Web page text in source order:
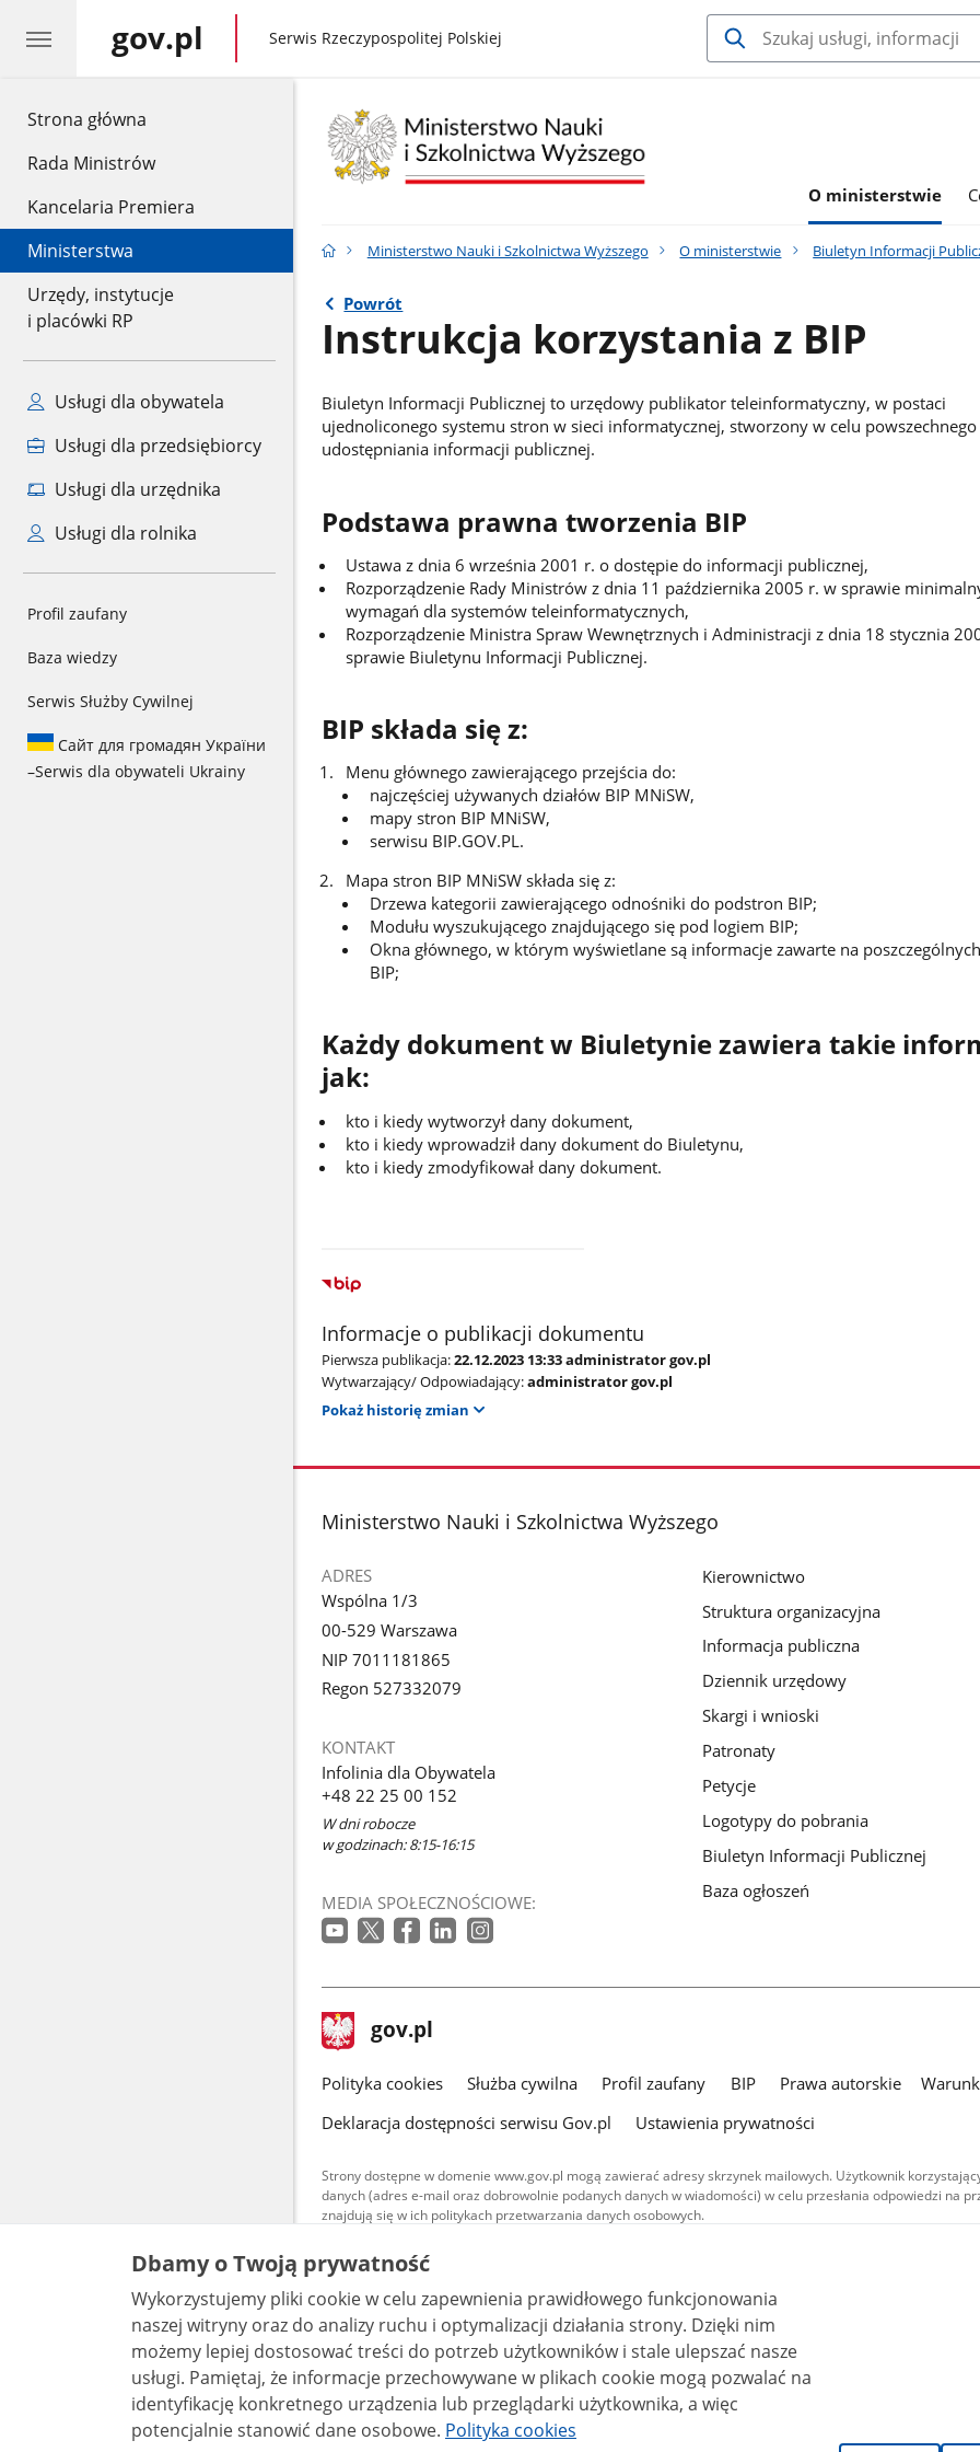
Strona główna
Rada Ministrów
Kancelaria Premiera
Ministerstwa
Urzędy, instytucje
i placówki RP
Usługi dla obywatela
Usługi dla przedsiębiorcy
Usługi dla urzędnika
Usługi dla rolnika
Profil zaufany
Baza wiedzy
Serwis Służby Cywilnej
Сайт для громадян України
–Serwis dla obywateli Ukrainy
gov.pl gov.pl
Serwis Rzeczypospolitej Polskiej
O ministerstwie
Ministerstwo Nauki i Szkolnictwa Wyższego O ministerstwie Biuletyn Informacji
Powrót
Instrukcja korzystania z BIP
Biuletyn Informacji Publicznej to urzędowy publikator teleinformatyczny, w postaci
ujednoliconego systemu stron w sieci informatycznej, stworzony w celu powszechnego
udostępniania informacji publicznej.
Podstawa prawna tworzenia BIP
Ustawa z dnia 6 września 2001 r. o dostępie do informacji publicznej,
Rozporządzenie Rady Ministrów z dnia 11 października 2005 r. w sprawie
wymagań dla systemów teleinformatycznych,
Rozporządzenie Ministra Spraw Wewnętrznych i Administracji z dnia 18 stycznia
sprawie Biuletynu Informacji Publicznej.
BIP składa się z:
Menu głównego zawierającego przejścia do:
najczęściej używanych działów BIP MNiSW,
mapy stron BIP MNiSW,
serwisu BIP.GOV.PL.
Mapa stron BIP MNiSW składa się z:
Drzewa kategorii zawierającego odnośniki do podstron BIP;
Modułu wyszukującego znajdującego się pod logiem BIP;
Okna głównego, w którym wyświetlane są informacje zawarte na
BIP;
Każdy dokument w Biuletynie zawiera takie
jak:
kto i kiedy wytworzył dany dokument,
kto i kiedy wprowadził dany dokument do Biuletynu,
kto i kiedy zmodyfikował dany dokument.
Informacje o publikacji dokumentu
Pierwsza publikacja:22.12.2023 13:33 administrator gov.pl
Wytwarzający/ Odpowiadający:administrator gov.pl
Pokaż historię zmian
stopka
Ministerstwo Nauki i Szkolnictwa Wyższego
ADRES
Wspólna 1/3
00-529 Warszawa
NIP 7011181865
Regon 527332079
KONTAKT
Infolinia dla Obywatela
+48 22 25 00 152
W dni robocze
w godzinach: 8:15-16:15
MEDIA SPOŁECZNOŚCIOWE:
Kierownictwo
Struktura organizacyjna
Informacja publiczna
Dziennik urzędowy
Skargi i wnioski
Patronaty
Petycje
Logotypy do pobrania
Biuletyn Informacji Publicznej
Baza ogłoszeń
stopka
gov.pl Strona
gov.pl
gov.pl
Polityka cookies Służba cywilna Profil zaufany BIP Prawa autorskie
Deklaracja dostępności serwisu Gov.pl
Ustawienia prywatności
Strony dostępne w domenie www.gov.pl mogą zawierać adresy skrzynek mailowych. Użytkownik
danych (adres e-mail oraz dobrowolnie podanych danych w wiadomości) w celu przesłania odpowiedzi na
znajdują się w ich politykach przetwarzania danych osobowych.
Treści tekstowe publikowane w serwisie (z wyłączeniem treści audiowizualnych), są
udostępniane na licencji typu Creative Commons: uznanie autorstwa - na tych samych
warunkach 4.0 (CC BY-SA 4.0). Materiały audiowizualne, w tym zdjęcia, materiały audio i wideo,
są udostępniane na licencji typu Creative Commons: uznanie autorstwa użycie niekomercyjne -
bez utworów zależnych 4.0 (CC BY-NC-ND 4.0), o ile nie jest to stwierdzone inaczej.
Dbamy o Twoją prywatność
Wykorzystujemy pliki cookie w celu zapewnienia prawidłowego funkcjonowania
naszej witryny oraz do analizy ruchu i optymalizacji działania strony. Dzięki nim
możemy lepiej dostosować treści do potrzeb użytkowników i stale ulepszać nasze
usługi. Pamiętaj, że informacje przechowywane w plikach cookie mogą pozwalać na
identyfikację konkretnego urządzenia lub przeglądarki użytkownika, a więc
potencjalnie stanowić dane osobowe. Polityka cookies